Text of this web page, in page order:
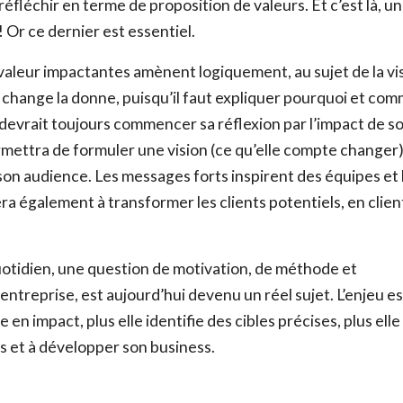
en terme de proposition de valeurs. Et c’est là, un
ce dernier est essentiel.
impactantes amènent logiquement, au sujet de la
la donne, puisqu’il faut expliquer pourquoi et
toujours commencer sa réflexion par l’impact de
de formuler une vision (ce qu’elle compte
audience. Les messages forts inspirent des équipes et
également à transformer les clients potentiels, en
une question de motivation, de méthode et
est aujourd’hui devenu un réel sujet. L’enjeu
impact, plus elle identifie des cibles précises, plus elle
et à développer son business.